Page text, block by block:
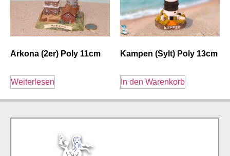
Arkona (2er) Poly 11cm
Weiterlesen
Kampen (Sylt) Poly 13cm
In den Warenkorb